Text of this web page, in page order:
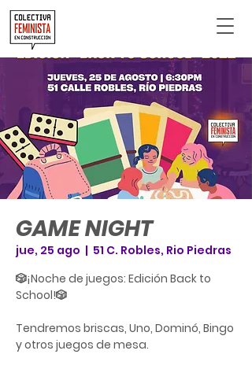
GAME NIGHT
jue, 25 ago
  |
51 C. Robles, Rio Piedras
🎲¡Noche de juegos: Edición Back to
School!🎲
Tendremos briscas, Uno, Dominó, Bingo
y otros juegos de mesa.